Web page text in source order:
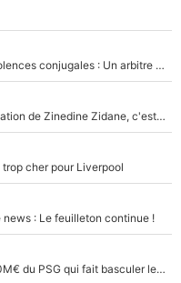
Des terrains de Ligue 1 au tribunal pour violences conjugales : Un arbitre français encourt une peine de 18 mois de prison !
Equipe de France : 10 jours après la nomination de Zinedine Zidane, c'est au tour de son fils de prendre un nouveau départ !
cher pour Liverpool
: Le feuilleton continue !
Akliouche, Mika Godts... La semaine à 100M€ du PSG qui fait basculer le mercato du PSG !